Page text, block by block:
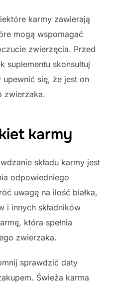
karmy zawierają
mogą wspomagać
zwierzęcia. Przed
suplementu skonsultuj
się, że jest on
zwierzaka.
karmy
składu karmy jest
odpowiedniego
uwagę na ilość białka,
i innych składników
która spełnia
zwierzaka.
sprawdzić daty
Świeża karma